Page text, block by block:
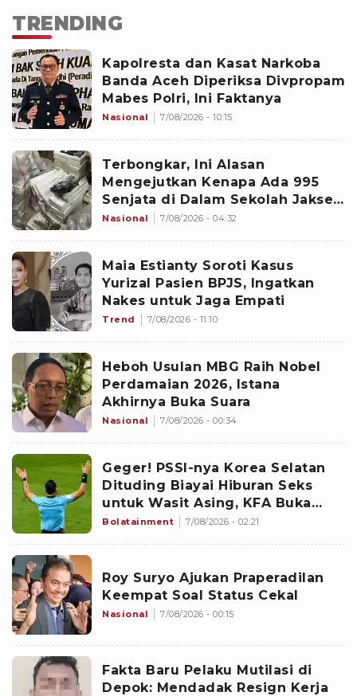
TRENDING
Kapolresta dan Kasat Narkoba
Banda Aceh Diperiksa Divpropam
Mabes Polri, Ini Faktanya
Nasional 7/08/2026 - 10:15
Terbongkar, Ini Alasan
Mengejutkan Kenapa Ada 995
Senjata di Dalam Sekolah Jaksel
Sejak 2020
Nasional 7/08/2026 - 04:32
Maia Estianty Soroti Kasus
Yurizal Pasien BPJS, Ingatkan
Nakes untuk Jaga Empati
Trend 7/08/2026 - 11:10
Heboh Usulan MBG Raih Nobel
Perdamaian 2026, Istana
Akhirnya Buka Suara
Nasional 7/08/2026 - 00:34
Geger! PSSI-nya Korea Selatan
Dituding Biayai Hiburan Seks
untuk Wasit Asing, KFA Buka
Suara
Bolatainment 7/08/2026 - 02:21
Roy Suryo Ajukan Praperadilan
Keempat Soal Status Cekal
Nasional 7/08/2026 - 00:15
Fakta Baru Pelaku Mutilasi di
Depok: Mendadak Resign Kerja